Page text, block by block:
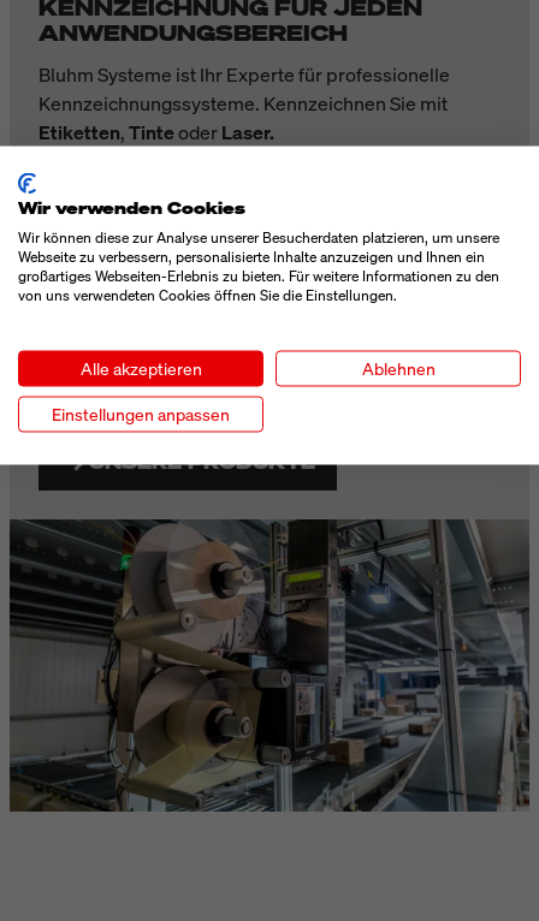
KENNZEICHNUNG FÜR JEDEN
ANWENDUNGSBEREICH
Bluhm Systeme ist Ihr Experte für professionelle
Kennzeichnungssysteme. Kennzeichnen Sie mit
Etiketten,TinteoderLaser.
Verbrauchsmittel für die industrielle Kennzeichnung
aus einer Hand.
✔ Einfache Integration
✔ Flächendeckendes Service-Netzwerk
UNSERE PRODUKTE
Wir verwenden Cookies
Wir können diese zur Analyse unserer Besucherdaten platzieren, um unsere
Webseite zu verbessern, personalisierte Inhalte anzuzeigen und Ihnen ein
großartiges Webseiten-Erlebnis zu bieten. Für weitere Informationen zu den
von uns verwendeten Cookies öffnen Sie die Einstellungen.
Alle akzeptieren Ablehnen
Einstellungen anpassen